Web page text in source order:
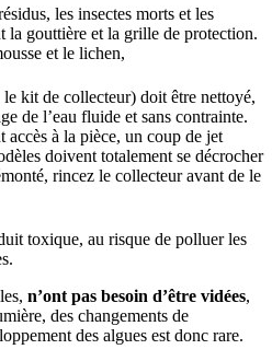
les insectes morts et les
la gouttière et la grille de protection.
et le lichen,
kit de collecteur) doit être nettoyé,
de l’eau fluide et sans contrainte.
accès à la pièce, un coup de jet
doivent totalement se décrocher
rincez le collecteur avant de le
toxique, au risque de polluer les
n’ont pas besoin d’être vidées,
des changements de
des algues est donc rare.